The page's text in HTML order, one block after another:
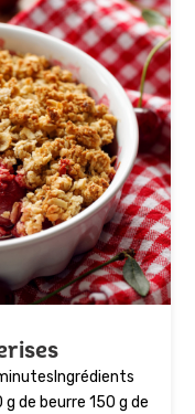
de beurre 150 g de